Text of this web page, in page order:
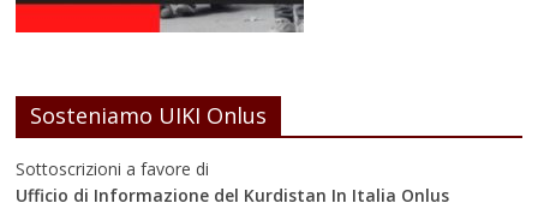
Sosteniamo UIKI Onlus
Sottoscrizioni a favore di
Ufficio di Informazione del Kurdistan In Italia Onlus